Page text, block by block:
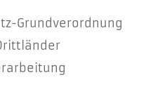
Grundverordnung